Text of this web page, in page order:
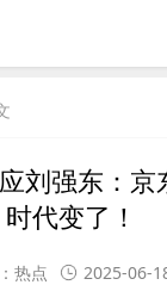
刘强东：京
代变了！
热点 2025-06-